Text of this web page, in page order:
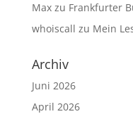
Maxzu Frankfurter
whoiscall zu Mein
Archiv
Juni 2026
April 2026